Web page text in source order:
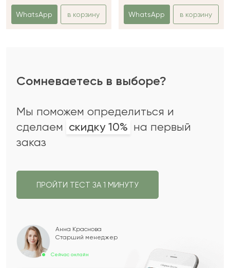
WhatsApp в корзину WhatsApp в корзину
Сомневаетесь в выборе?
Мы поможем определиться и
сделаем скидку 10% на первый
заказ
ПРОЙТИ ТЕСТ ЗА 1 МИНУТУ
Сейчас онлайн
Анна Краснова
Старший менеджер